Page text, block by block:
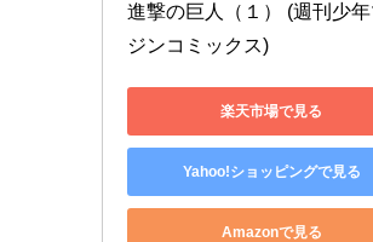
進撃の巨人（１） (週刊少
ジンコミックス)
楽天市場で見る
Yahoo!ショッピングで見る
Amazonで見る